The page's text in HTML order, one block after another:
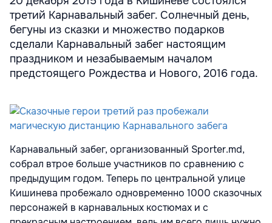
третий Карнавальный забег. Солнечный день,
бегуны из сказки и множество подарков
сделали Карнавальный забег настоящим
праздником и незабываемым началом
предстоящего Рождества и Нового, 2016 года.
Карнавальный забег, организованный Sporter.md,
собрал втрое больше участников по сравнению с
предыдущим годом. Теперь по центральной улице
Кишинева пробежало одновременно 1000 сказочных
персонажей в карнавальных костюмах и с